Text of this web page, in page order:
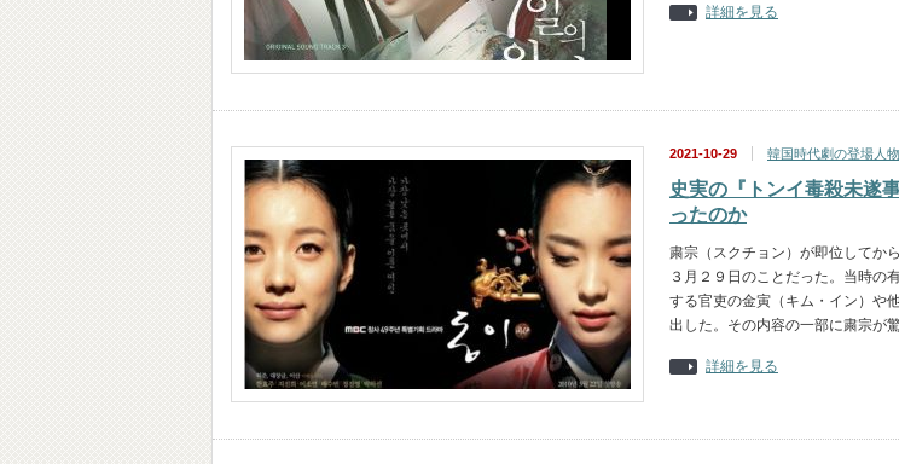
詳細を見る
2021-10-29 韓国時代劇の登場人物
史実の『トンイ毒殺未遂
ったのか
粛宗（スクチョン）が即位してか
３月２９日のことだった。当時の
する官吏の金寅（キム・イン）や
出した。その内容の一部に粛宗が
詳細を見る